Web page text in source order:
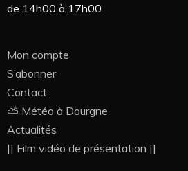
de 14h00 à 17h00
Mon compte
S’abonner
Contact
⛅ Météo à Dourgne
Actualités
|| Film vidéo de présentation ||